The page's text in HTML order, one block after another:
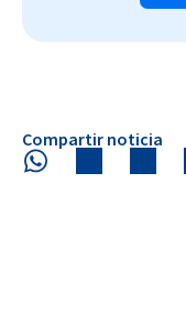
Compartir noticia